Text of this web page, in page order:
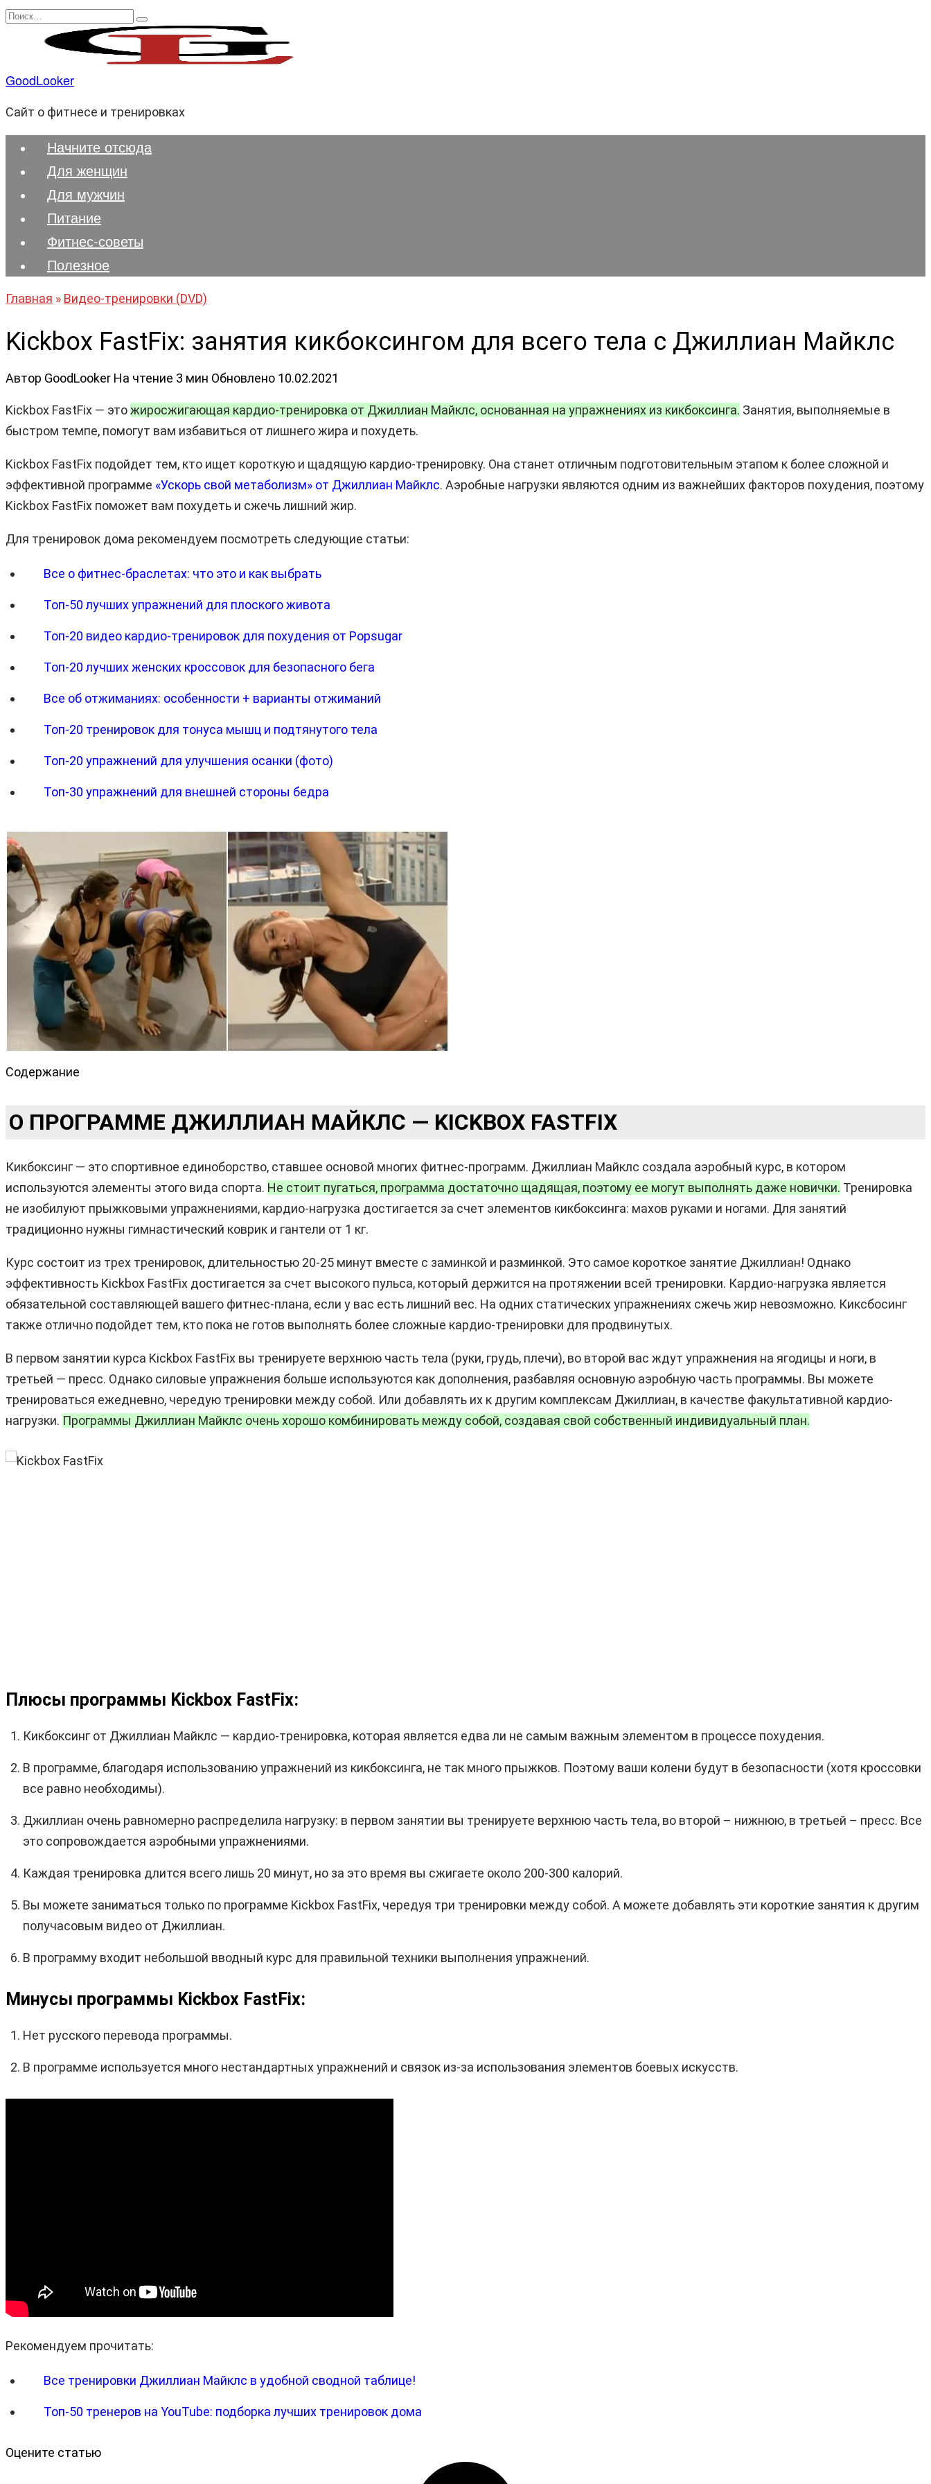
Перейти
содержанию
Search
GoodLooker
Сайт о фитнесе и тренировках
Начните отсюда
Для женщин
Для мужчин
Питание
Фитнес-советы
Полезноe
Главная » Видео-тренировки (DVD)
Kickbox FastFix: занятия кикбоксингом для всего тела с Джиллиан Майклс
Автор GoodLooker На чтение 3 мин Обновлено 10.02.2021
Kickbox FastFix — этожиросжигающая кардио-тренировка от Джиллиан Майклс, основанная на упражнениях из кикбоксинга. Занятия, выполняемые в
быстром темпе, помогут вам избавиться от лишнего жира и похудеть.
Kickbox FastFix подойдет тем, кто ищет короткую и щадящую кардио-тренировку. Она станет отличным подготовительным этапом к более сложной и
эффективной программе «Ускорь свой метаболизм» от Джиллиан Майклс. Аэробные нагрузки являются одним из важнейших факторов похудения, поэтому
Kickbox FastFix поможет вам похудеть и сжечь лишний жир.
Для тренировок дома рекомендуем посмотреть следующие статьи:
Все о фитнес-браслетах: что это и как выбрать
Топ-50 лучших упражнений для плоского живота
Топ-20 видео кардио-тренировок для похудения от Popsugar
Топ-20 лучших женских кроссовок для безопасного бега
Все об отжиманиях: особенности + варианты отжиманий
Топ-20 тренировок для тонуса мышц и подтянутого тела
Топ-20 упражнений для улучшения осанки (фото)
Топ-30 упражнений для внешней стороны бедра
Содержание
О ПРОГРАММЕ ДЖИЛЛИАН МАЙКЛС — KICKBOX FASTFIX
Кикбоксинг — это спортивное единоборство, ставшее основой многих фитнес-программ. Джиллиан Майклс создала аэробный курс, в котором
используются элементы этого вида спорта. Не стоит пугаться, программа достаточно щадящая, поэтому ее могут выполнять даже новички. Тренировка
не изобилуют прыжковыми упражнениями, кардио-нагрузка достигается за счет элементов кикбоксинга: махов руками и ногами. Для занятий
традиционно нужны гимнастический коврик и гантели от 1 кг.
Курс состоит из трех тренировок, длительностью 20-25 минут вместе с заминкой и разминкой. Это самое короткое занятие Джиллиан! Однако
эффективность Kickbox FastFix достигается за счет высокого пульса, который держится на протяжении всей тренировки. Кардио-нагрузка является
обязательной составляющей вашего фитнес-плана, если у вас есть лишний вес. На одних статических упражнениях сжечь жир невозможно. Киксбосинг
также отлично подойдет тем, кто пока не готов выполнять более сложные кардио-тренировки для продвинутых.
В первом занятии курса Kickbox FastFix вы тренируете верхнюю часть тела (руки, грудь, плечи), во второй вас ждут упражнения на ягодицы и ноги, в
третьей — пресс. Однако силовые упражнения больше используются как дополнения, разбавляя основную аэробную часть программы. Вы можете
тренироваться ежедневно, чередую тренировки между собой. Или добавлять их к другим комплексам Джиллиан, в качестве факультативной кардио-
нагрузки. Программы Джиллиан Майклс очень хорошо комбинировать между собой, создавая свой собственный индивидуальный план.
Плюсы программы Kickbox FastFix:
Кикбоксинг от Джиллиан Майклс — кардио-тренировка, которая является едва ли не самым важным элементом в процессе похудения.
В программе, благодаря использованию упражнений из кикбоксинга, не так много прыжков. Поэтому ваши колени будут в безопасности (хотя кроссовки
все равно необходимы).
Джиллиан очень равномерно распределила нагрузку: в первом занятии вы тренируете верхнюю часть тела, во второй – нижнюю, в третьей – пресс. Все
это сопровождается аэробными упражнениями.
Каждая тренировка длится всего лишь 20 минут, но за это время вы сжигаете около 200-300 калорий.
Вы можете заниматься только по программе Kickbox FastFix, чередуя три тренировки между собой. А можете добавлять эти короткие занятия к другим
получасовым видео от Джиллиан.
В программу входит небольшой вводный курс для правильной техники выполнения упражнений.
Минусы программы Kickbox FastFix:
Нет русского перевода программы.
В программе используется много нестандартных упражнений и связок из-за использования элементов боевых искусств.
Рекомендуем прочитать:
Все тренировки Джиллиан Майклс в удобной сводной таблице!
Топ-50 тренеров на YouTube: подборка лучших тренировок дома
Оцените статью